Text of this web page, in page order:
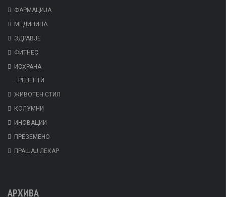
ФАРМАЦИЈА
МЕДИЦИНА
ЗДРАВЈЕ
ФИТНЕС
ИСХРАНА
РЕЦЕПТИ
ЖИВОТЕН СТИЛ
КОЛУМНИ
ИНОВАЦИИ
ПРЕЗЕМЕНО
ПРАШАЈ ЛЕКАР
АРХИВА